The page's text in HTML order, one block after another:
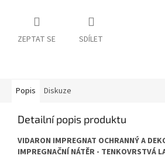
ZEPTAT SE SDÍLET
Popis Diskuze
Detailní popis produktu
VIDARON IMPREGNAT OCHRANNÝ A
IMPREGNAČNÍ NÁTĚR - TENKOVRSTVÁ